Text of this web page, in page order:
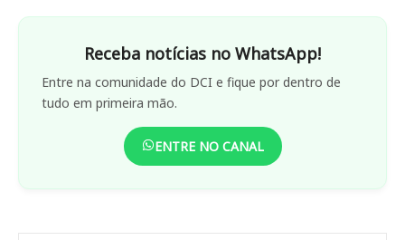
Receba notícias no WhatsApp!
Entre na comunidade do DCI e fique por dentro de
tudo em primeira mão.
ENTRE NO CANAL